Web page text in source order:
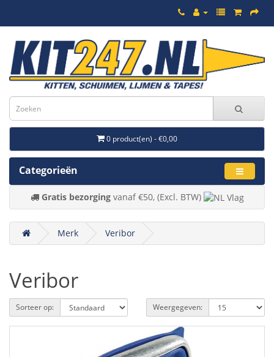
0 product(en) - €0,00
Categorieën
Gratis bezorgingvanaf €50, (Excl. BTW)
Merk Veribor
Veribor
Sorteer op: Weergegeven: